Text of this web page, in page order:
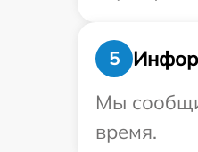
5
Мы
время.